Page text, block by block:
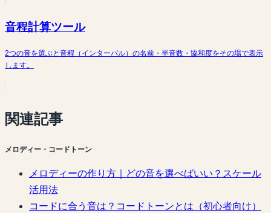
音程計算ツール
2つの音を選ぶと音程（インターバル）の名前・半音数・協和度をその場で表示
します。
関連記事
メロディー・コードトーン
メロディーの作り方｜どの音を選べばいい？スケール
活用法
コードに合う音は？コードトーンとは（初心者向け）